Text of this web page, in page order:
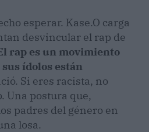
esperar. Kase.O carga
desvincular el rap de
rap es un movimiento
ídolos están
Si eres racista, no
Una postura que,
padres del género en
losa.